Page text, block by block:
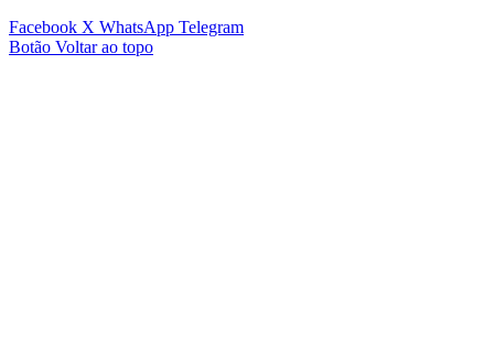
Facebook X WhatsApp Telegram
Botão Voltar ao topo